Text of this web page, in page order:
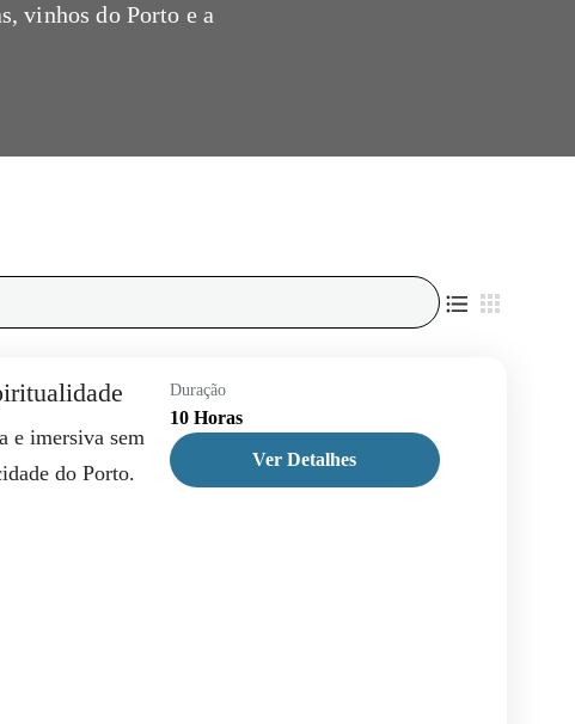
vinhos do Porto e a
e imersiva sem
do Porto.
Duração
10 Horas
Ver Detalhes